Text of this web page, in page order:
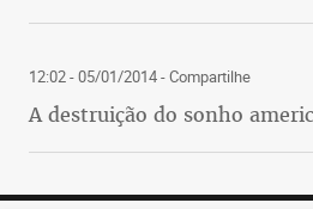
12:02 - 05/01/2014- Compartilhe
A destruição do sonho